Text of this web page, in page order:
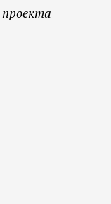
проекта